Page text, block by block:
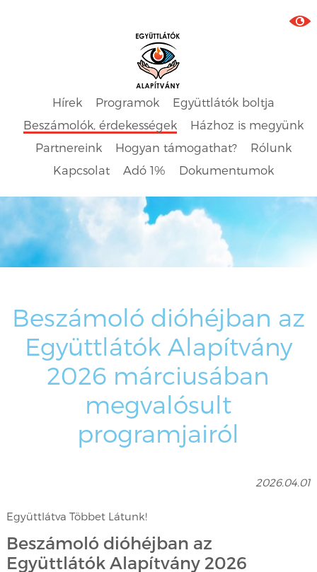
Hírek Programok
Együttlátók boltja
Beszámolók, érdekességek
Házhoz is megyünk
Partnereink
Hogyan támogathat?
Rólunk
Kapcsolat
Adó 1% Dokumentumok
Beszámoló dióhéjban az
Együttlátók Alapítvány
2026 márciusában
megvalósult
programjairól
2026.04.01
Együttlátva Többet Látunk!
Beszámoló dióhéjban az
Együttlátók Alapítvány 2026